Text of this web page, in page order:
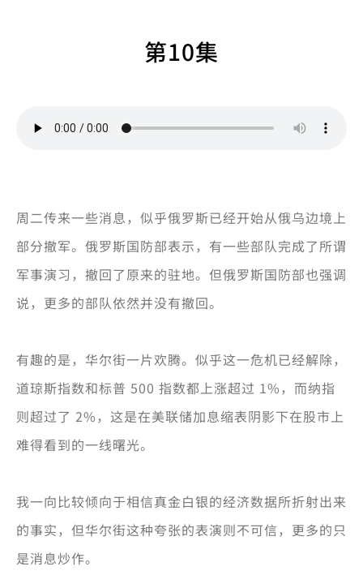
第10集
周二传来一些消息，似乎俄罗斯已经开始从俄乌边境上
部分撤军。俄罗斯国防部表示，有一些部队完成了所谓
军事演习，撤回了原来的驻地。但俄罗斯国防部也强调
说，更多的部队依然并没有撤回。
有趣的是，华尔街一片欢腾。似乎这一危机已经解除，
道琼斯指数和标普 500 指数都上涨超过 1%，而纳指
则超过了 2%，这是在美联储加息缩表阴影下在股市上
难得看到的一线曙光。
我一向比较倾向于相信真金白银的经济数据所折射出来
的事实，但华尔街这种夸张的表演则不可信，更多的只
是消息炒作。